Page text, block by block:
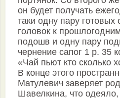
он будет получать
таки одну пару готовых
головок к
подошв и одну пару
чернение сапог 1 р. 35
«Чай пьют кто сколько
В конце этого
Матулевич заверяет
Шавелкина, что